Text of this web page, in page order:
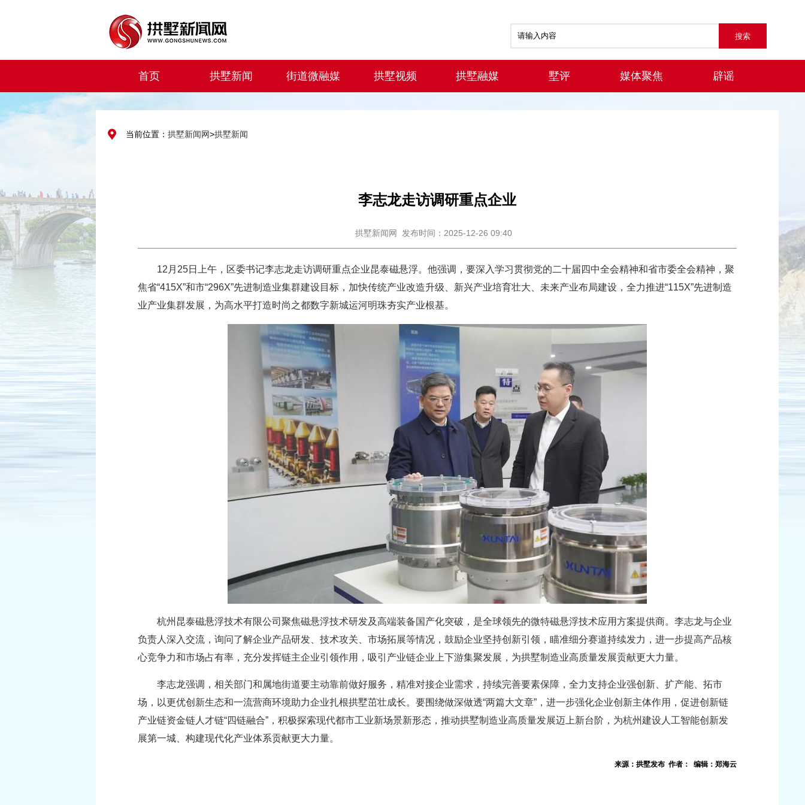
首页 拱墅新闻 街道微融媒 拱墅视频 拱墅融媒 墅评 媒体聚焦 辟谣
当前位置： 拱墅新闻网>拱墅新闻
李志龙走访调研重点企业
拱墅新闻网 发布时间：2025-12-26 09:40
12月25日上午，区委书记李志龙走访调研重点企业昆泰磁悬浮。他强调，要深入学习贯彻党的二十届四中全会精神和省市委全会精神，聚
焦省“415X”和市“296X”先进制造业集群建设目标，加快传统产业改造升级、新兴产业培育壮大、未来产业布局建设，全力推进“115X”先进制造
业产业集群发展，为高水平打造时尚之都数字新城运河明珠夯实产业根基。
杭州昆泰磁悬浮技术有限公司聚焦磁悬浮技术研发及高端装备国产化突破，是全球领先的微特磁悬浮技术应用方案提供商。李志龙与企业
负责人深入交流，询问了解企业产品研发、技术攻关、市场拓展等情况，鼓励企业坚持创新引领，瞄准细分赛道持续发力，进一步提高产品核
心竞争力和市场占有率，充分发挥链主企业引领作用，吸引产业链企业上下游集聚发展，为拱墅制造业高质量发展贡献更大力量。
李志龙强调，相关部门和属地街道要主动靠前做好服务，精准对接企业需求，持续完善要素保障，全力支持企业强创新、扩产能、拓市
场，以更优创新生态和一流营商环境助力企业扎根拱墅茁壮成长。要围绕做深做透“两篇大文章”，进一步强化企业创新主体作用，促进创新链
产业链资金链人才链“四链融合”，积极探索现代都市工业新场景新形态，推动拱墅制造业高质量发展迈上新台阶，为杭州建设人工智能创新发
展第一城、构建现代化产业体系贡献更大力量。
来源：拱墅发布 作者： 编辑：郑海云